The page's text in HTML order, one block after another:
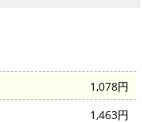
1,078円
1,463円